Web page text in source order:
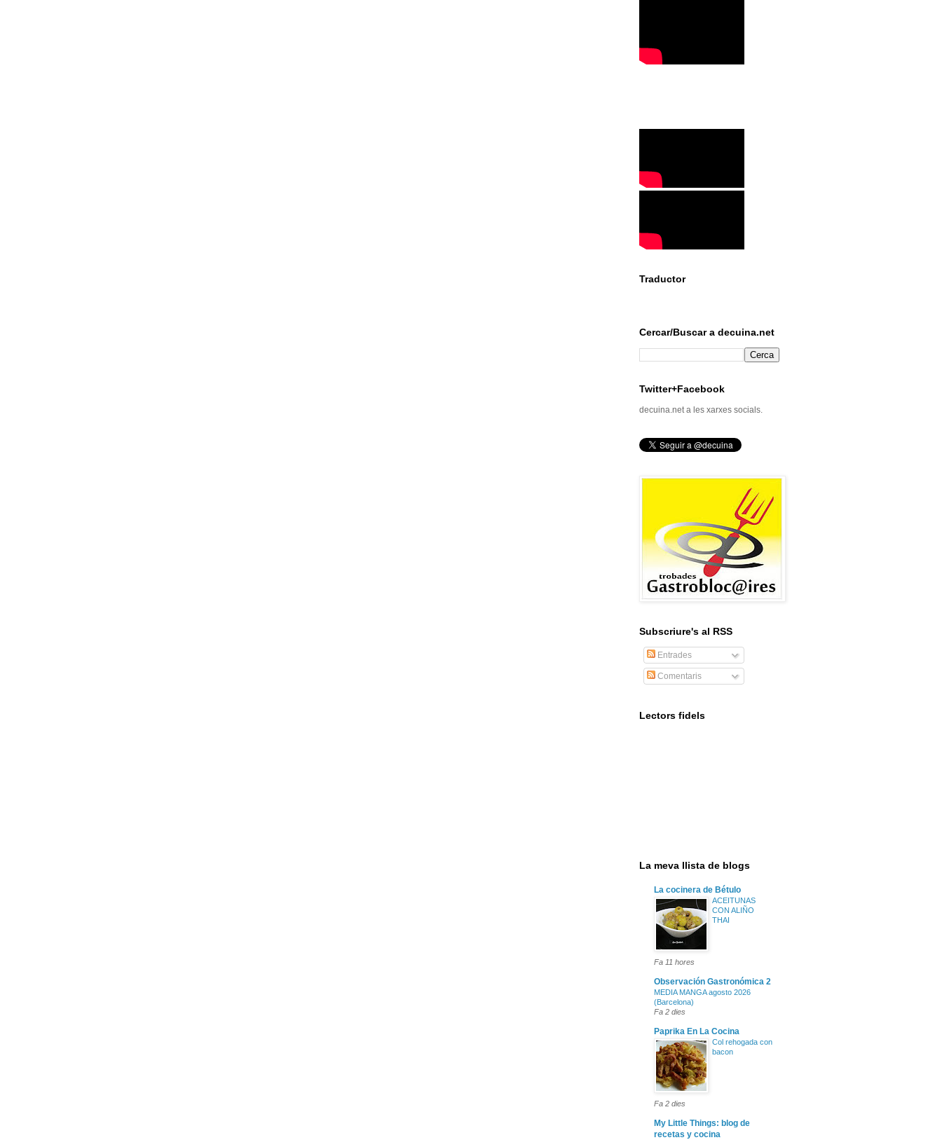
Traductor
Cercar/Buscar a decuina.net
Twitter+Facebook
decuina.net a les xarxes socials.
Subscriure's al RSS
Entrades
Comentaris
Lectors fidels
La meva llista de blogs
La cocinera de Bétulo
ACEITUNAS
CON ALIÑO
THAI
Fa 11 hores
Observación Gastronómica 2
MEDIA MANGA agosto 2026
(Barcelona)
Fa 2 dies
Paprika En La Cocina
Col rehogada con
bacon
Fa 2 dies
My Little Things: blog de
recetas y cocina